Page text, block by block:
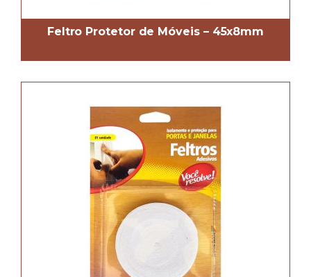
Feltro Protetor de Móveis – 45x8mm